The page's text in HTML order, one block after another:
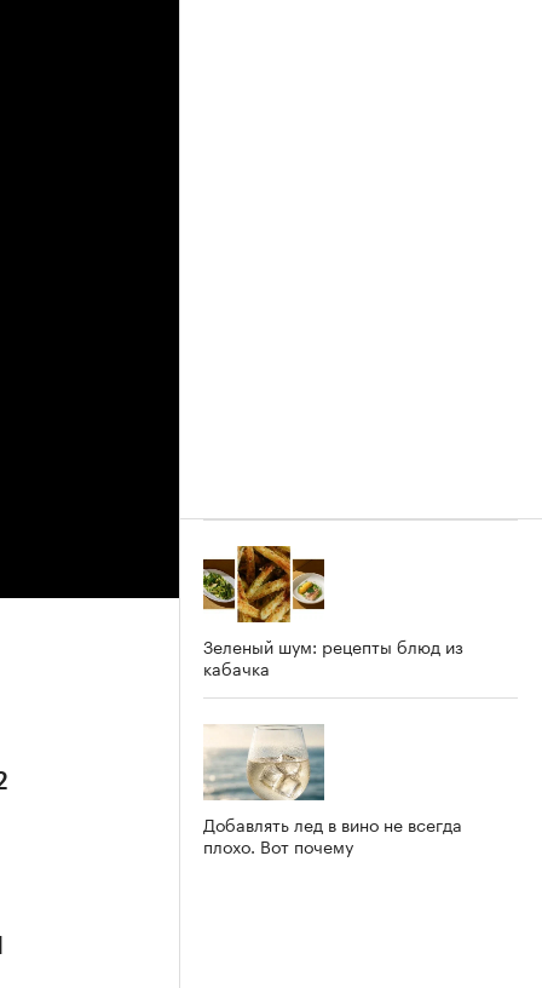
Зеленый шум: рецепты блюд из
кабачка
Добавлять лед в вино не всегда
плохо. Вот почему